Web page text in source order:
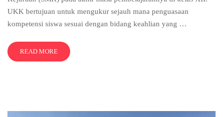
UKK bertujuan untuk mengukur sejauh mana penguasaan
kompetensi siswa sesuai dengan bidang keahlian yang …
READ MORE